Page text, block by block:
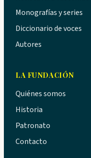
Monografías y series
Diccionario de voces
Autores
LA FUNDACIÓN
Quiénes somos
Historia
Patronato
Contacto